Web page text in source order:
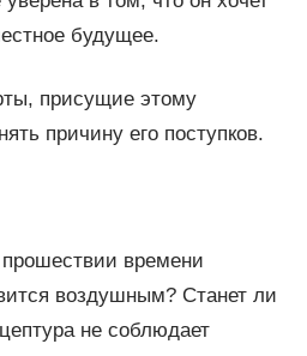
будущее.
присущие этому
причину его поступков.
прошествии времени
воздушным? Станет ли
не соблюдает